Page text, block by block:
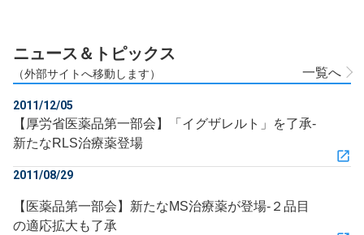
ニュース＆トピックス
（外部サイトへ移動します） 一覧へ
2011/12/05
【厚労省医薬品第一部会】「イグザレルト」を了承‐
新たなRLS治療薬登場
2011/08/29
【医薬品第一部会】新たなMS治療薬が登場‐２品目
の適応拡大も了承